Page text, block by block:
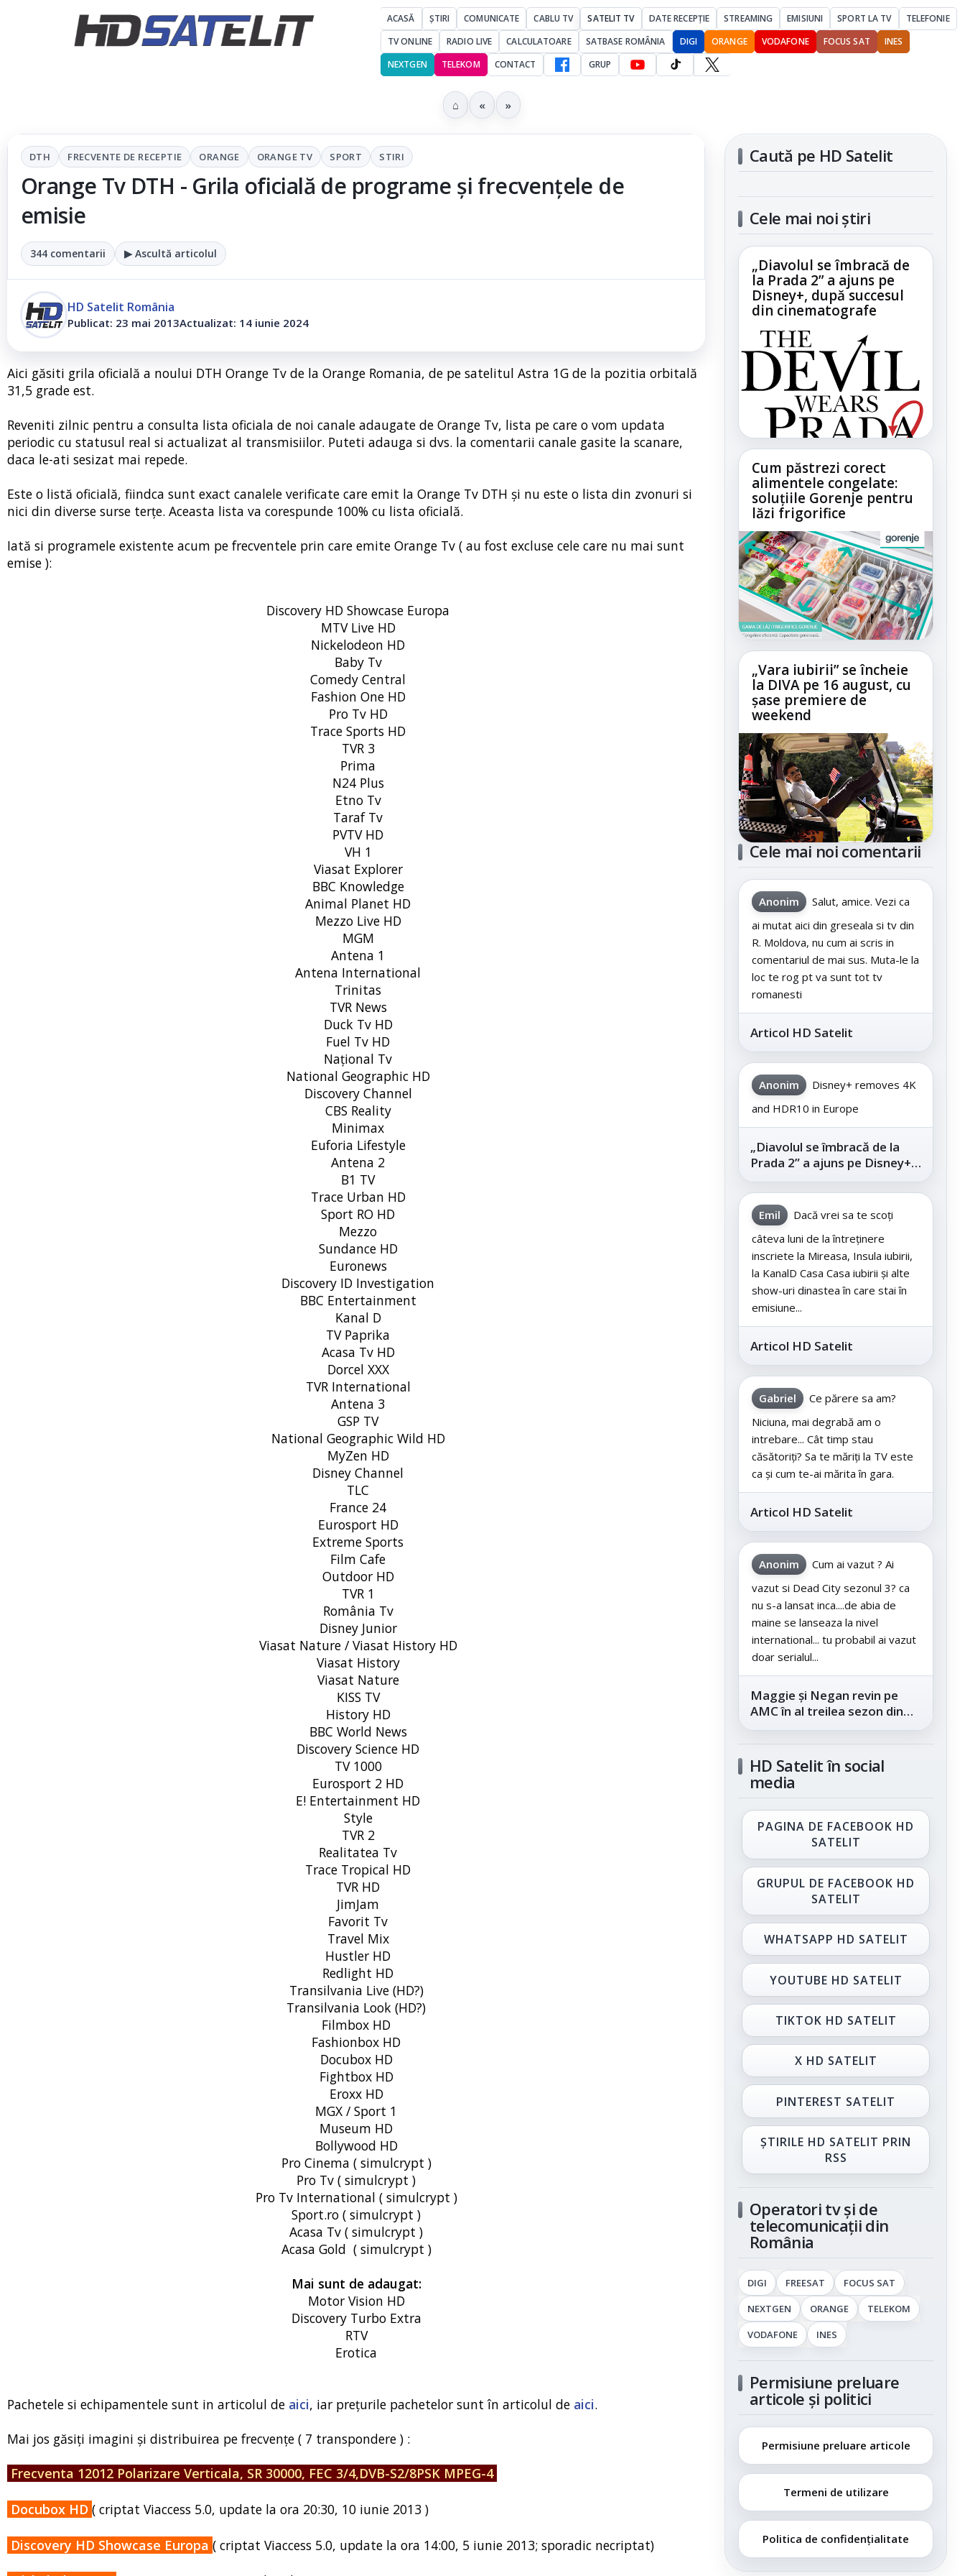
ACASĂ ȘTIRI COMUNICATE CABLU TV SATELIT TV DATE RECEPȚIE STREAMING EMISIUNI SPORT LA TV
TELEFONIE
TV ONLINE
RADIO LIVE CALCULATOARE SATBASE ROMÂNIA DIGI ORANGE VODAFONE FOCUS SAT
INES
NEXTGEN
TELEKOM CONTACT GRUP
⌂ « »
DTH FRECVENTE DE RECEPTIE ORANGE ORANGE TV SPORT STIRI
Orange Tv DTH - Grila oficială de programe și frecvențele de
emisie
344 comentarii ▶ Ascultă articolul
HD Satelit România
Publicat: 23 mai 2013Actualizat: 14 iunie 2024
Aici găsiti grila oficială a noului DTH Orange Tv de la Orange Romania, de pe satelitul Astra 1G de la pozitia orbitală
31,5 grade est.
Reveniti zilnic pentru a consulta lista oficiala de noi canale adaugate de Orange Tv, lista pe care o vom updata
periodic cu statusul real si actualizat al transmisiilor. Puteti adauga si dvs. la comentarii canale gasite la scanare,
daca le-ati sesizat mai repede.
Este o listă oficială, fiindca sunt exact canalele verificate care emit la Orange Tv DTH și nu este o lista din zvonuri si
nici din diverse surse terțe. Aceasta lista va corespunde 100% cu lista oficială.
Iată si programele existente acum pe frecventele prin care emite Orange Tv ( au fost excluse cele care nu mai sunt
emise ):
Discovery HD Showcase Europa
MTV Live HD
Nickelodeon HD
Baby Tv
Comedy Central
Fashion One HD
Pro Tv HD
Trace Sports HD
TVR 3
Prima
N24 Plus
Etno Tv
Taraf Tv
PVTV HD
VH 1
Viasat Explorer
BBC Knowledge
Animal Planet HD
Mezzo Live HD
MGM
Antena 1
Antena International
Trinitas
TVR News
Duck Tv HD
Fuel Tv HD
Național Tv
National Geographic HD
Discovery Channel
CBS Reality
Minimax
Euforia Lifestyle
Antena 2
B1 TV
Trace Urban HD
Sport RO HD
Mezzo
Sundance HD
Euronews
Discovery ID Investigation
BBC Entertainment
Kanal D
TV Paprika
Acasa Tv HD
Dorcel XXX
TVR International
Antena 3
GSP TV
National Geographic Wild HD
MyZen HD
Disney Channel
TLC
France 24
Eurosport HD
Extreme Sports
Film Cafe
Outdoor HD
TVR 1
România Tv
Disney Junior
Viasat Nature / Viasat History HD
Viasat History
Viasat Nature
KISS TV
History HD
BBC World News
Discovery Science HD
TV 1000
Eurosport 2 HD
E! Entertainment HD
Style
TVR 2
Realitatea Tv
Trace Tropical HD
TVR HD
JimJam
Favorit Tv
Travel Mix
Hustler HD
Redlight HD
Transilvania Live (HD?)
Transilvania Look (HD?)
Filmbox HD
Fashionbox HD
Docubox HD
Fightbox HD
Eroxx HD
MGX / Sport 1
Museum HD
Bollywood HD
Pro Cinema ( simulcrypt )
Pro Tv ( simulcrypt )
Pro Tv International ( simulcrypt )
Sport.ro ( simulcrypt )
Acasa Tv ( simulcrypt )
Acasa Gold ( simulcrypt )
Mai sunt de adaugat:
Motor Vision HD
Discovery Turbo Extra
RTV
Erotica
Pachetele si echipamentele sunt in articolul de aici, iar prețurile pachetelor sunt în articolul de aici.
Mai jos găsiți imagini și distribuirea pe frecvențe ( 7 transpondere ) :
Frecventa 12012 Polarizare Verticala, SR 30000, FEC 3/4,DVB-S2/8PSK MPEG-4
Docubox HD ( criptat Viaccess 5.0, update la ora 20:30, 10 iunie 2013 )
Discovery HD Showcase Europa ( criptat Viaccess 5.0, update la ora 14:00, 5 iunie 2013; sporadic necriptat)
Caută pe HD Satelit
Cele mai noi știri
„Diavolul se îmbracă de
la Prada 2” a ajuns pe
Disney+, după succesul
din cinematografe
Cum păstrezi corect
alimentele congelate:
soluțiile Gorenje pentru
lăzi frigorifice
„Vara iubirii” se încheie
la DIVA pe 16 august, cu
șase premiere de
weekend
Cele mai noi comentarii
Anonim
Salut, amice. Vezi ca
ai mutat aici din greseala si tv din
R. Moldova, nu cum ai scris in
comentariul de mai sus. Muta-le la
loc te rog pt va sunt tot tv
romanesti
Articol HD Satelit
Anonim
Disney+ removes 4K
and HDR10 in Europe
„Diavolul se îmbracă de la
Prada 2” a ajuns pe Disney+,
după succesul din
cinematografe
Emil
Dacă vrei sa te scoți
câteva luni de la întreținere
inscriete la Mireasa, Insula iubirii,
la KanalD Casa Casa iubirii și alte
show-uri dinastea în care stai în
emisiune...
Articol HD Satelit
Gabriel
Ce părere sa am?
Niciuna, mai degrabă am o
intrebare... Cât timp stau
căsătoriți? Sa te măriți la TV este
ca și cum te-ai mărita în gara.
Articol HD Satelit
Anonim
Cum ai vazut ? Ai
vazut si Dead City sezonul 3? ca
nu s-a lansat inca....de abia de
maine se lanseaza la nivel
international... tu probabil ai vazut
doar serialul...
Maggie și Negan revin pe
AMC în al treilea sezon din
„The Walking Dead: Dead
HD Satelit în social
media
PAGINA DE FACEBOOK HD
SATELIT
GRUPUL DE FACEBOOK HD
SATELIT
WHATSAPP HD SATELIT
YOUTUBE HD SATELIT
TIKTOK HD SATELIT
X HD SATELIT
PINTEREST SATELIT
ȘTIRILE HD SATELIT PRIN
RSS
Operatori tv și de
telecomunicații din
România
DIGI FREESAT
FOCUS SAT
NEXTGEN
ORANGE
TELEKOM
VODAFONE
INES
Permisiune preluare
articole și politici
Permisiune preluare articole
Termeni de utilizare
Politica de confidențialitate